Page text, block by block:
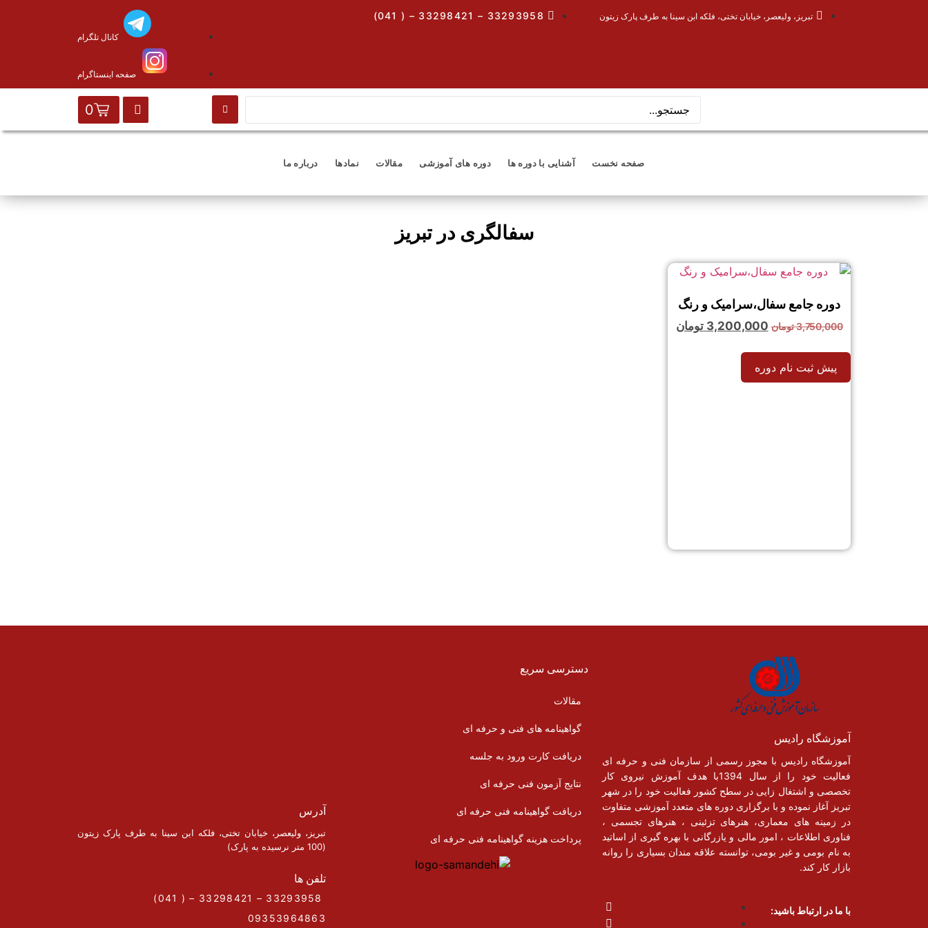
تبریز، ولیعصر، خیابان تختی، فلکه ابن سینا به طرف پارک زیتون 33293958 – 33298421 – ( 041)
کانال تلگرام
صفحه اینستاگرام
0
صفحه نخست آشنایی با دوره ها دوره های آموزشی مقالات نمادها درباره ما
سفالگری در تبریز
دوره جامع سفال،سرامیک و رنگ
3,750,000تومان 3,200,000 تومان
پیش ثبت نام دوره
آموزشگاه رادیس
آموزشگاه رادیس با مجوز رسمی از سازمان فنی و حرفه ای
فعالیت خود را از سال 1394با هدف آموزش نیروی کار
تخصصی و اشتغال زایی در سطح کشور فعالیت خود را در شهر
تبریز آغاز نموده و با برگزاری دوره های متعدد آموزشی متفاوت
در زمینه های معماری، هنرهای تزئینی ، هنرهای تجسمی ،
فناوری اطلاعات ، امور مالی و یازرگانی با بهره گیری از اساتید
به نام بومی و غیر بومی، توانسته علاقه مندان بسیاری را روانه
بازار کار کند.
با ما در ارتباط باشید:
دسترسی سریع
مقالات
گواهینامه های فنی و حرفه ای
دریافت کارت ورود به جلسه
نتایج آزمون فنی حرفه ای
دریافت گواهینامه فنی حرفه ای
پرداخت هزینه گواهینامه فنی حرفه ای
آدرس
تبریز، ولیعصر، خیابان تختی، فلکه ابن سینا به طرف پارک زیتون
(100 متر نرسیده به پارک)
تلفن ها
09353964863